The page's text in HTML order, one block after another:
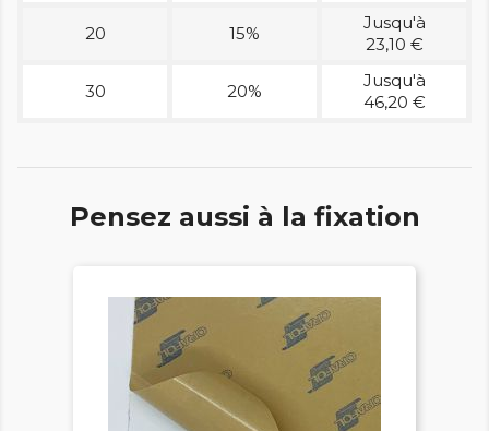
20 15%
Jusqu'à
23,10 €
30 20%
Jusqu'à
46,20 €
Pensez aussi à la fixation